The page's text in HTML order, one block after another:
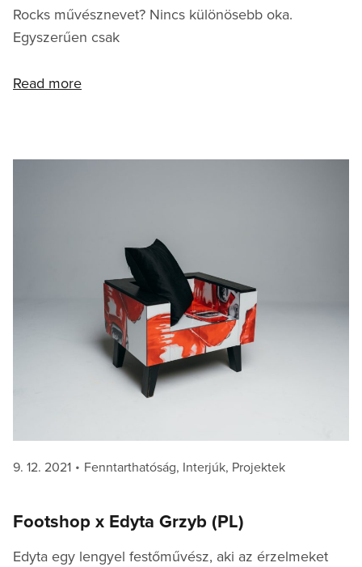
Rocks művésznevet? Nincs különösebb oka.
Egyszerűen csak
Read more
Posted
9. 12. 2021 Categories
Fenntarthatóság, Interjúk, Projektek
Footshop x Edyta Grzyb (PL)
Edyta egy lengyel festőművész, aki az érzelmeket